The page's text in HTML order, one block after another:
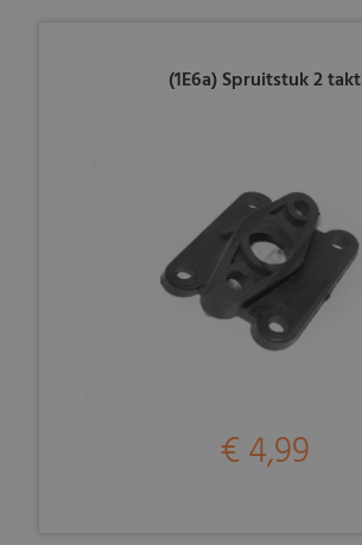
(1E6a) Spruitstuk 2 takt
€ 4,99